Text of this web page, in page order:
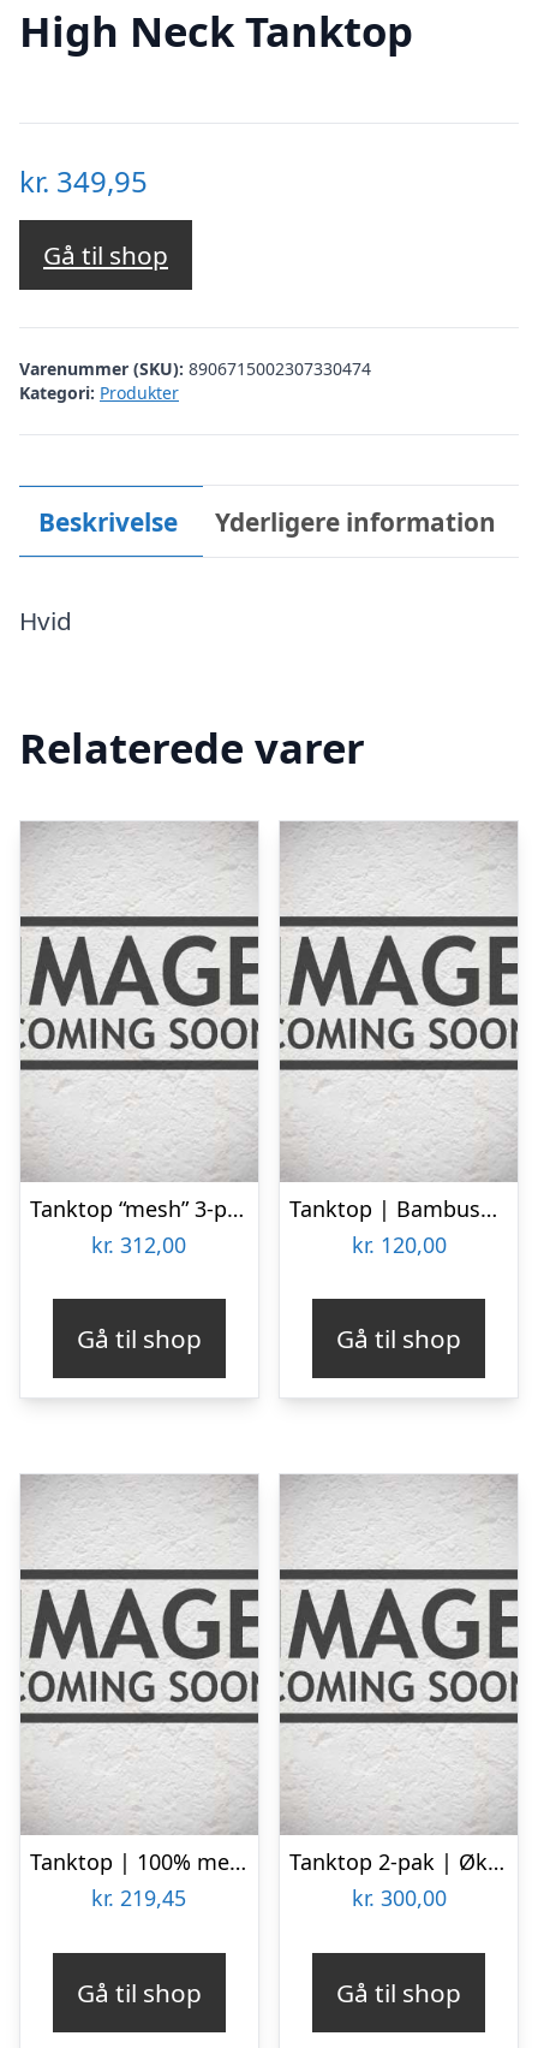
High Neck Tanktop
kr. 349,95
Gå til shop
Varenummer (SKU): 8906715002307330474
Kategori: Produkter
Beskrivelse Yderligere information
Hvid
Relaterede varer
Tanktop “mesh” 3-pak | 100% bomuld | Hvid
kr. 312,00
Gå til shop
Tanktop | Bambusviskose | Lavendel
kr. 120,00
Gå til shop
Tanktop | 100% merino uld | Blå
kr. 219,45
Gå til shop
Tanktop 2-pak | Økologisk bomuld | Hvid
kr. 300,00
Gå til shop